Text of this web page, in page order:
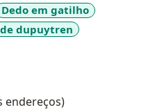
Dedo em gatilho
dupuytren
endereços)